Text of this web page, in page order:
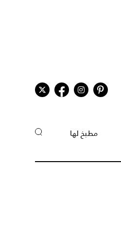
مطبخ لها